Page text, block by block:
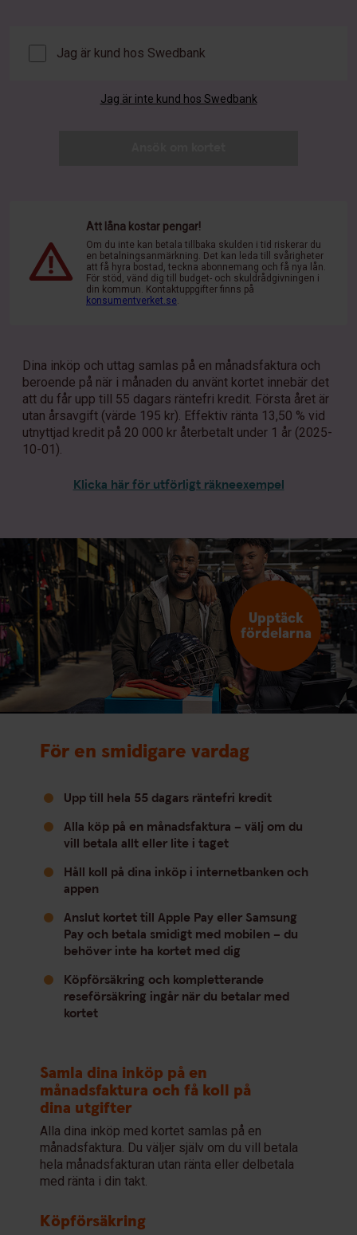
Jag är kund hos Swedbank
Jag är inte kund hos Swedbank
Att låna kostar pengar!
Om du inte kan betala tillbaka skulden i tid riskerar du
en betalningsanmärkning. Det kan leda till svårigheter
att få hyra bostad, teckna abonnemang och få nya lån.
För stöd, vänd dig till budget- och skuldrådgivningen i
din kommun. Kontaktuppgifter finns på
konsumentverket.se
Dina inköp och uttag samlas på en månadsfaktura och
beroende på när i månaden du använt kortet innebär det
att du får upp till 55 dagars räntefri kredit. Första året är
utan årsavgift (värde 195 kr). Effektiv ränta 13,50 % vid
utnyttjad kredit på 20 000 kr återbetalt under 1 år (2025-
10-01).
Klicka här för utförligt räkneexempel
Upptäck
fördelarna
För en smidigare vardag
Upp till hela 55 dagars räntefri kredit
Alla köp på en månadsfaktura – välj om du
vill betala allt eller lite i taget
Håll koll på dina inköp i internetbanken och
appen
Anslut kortet till Apple Pay eller Samsung
Pay och betala smidigt med mobilen – du
behöver inte ha kortet med dig
Köpförsäkring och kompletterande
reseförsäkring ingår när du betalar med
kortet
Samla dina inköp på en
månadsfaktura och få koll på
dina utgifter
Alla dina inköp med kortet samlas på en
månadsfaktura. Du väljer själv om du vill betala
hela månadsfakturan utan ränta eller delbetala
med ränta i din takt.
Köpförsäkring